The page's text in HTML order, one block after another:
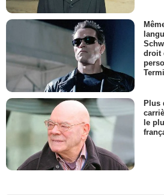
droit
Plus
le